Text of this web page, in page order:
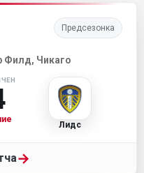
Предсезонка
Филд, Чикаго
Лидс
→